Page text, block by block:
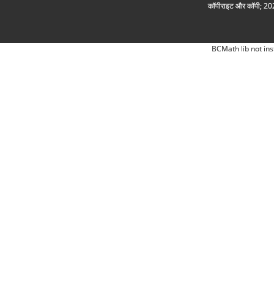
कॉपीराइट और कॉपी;
BCMath lib not